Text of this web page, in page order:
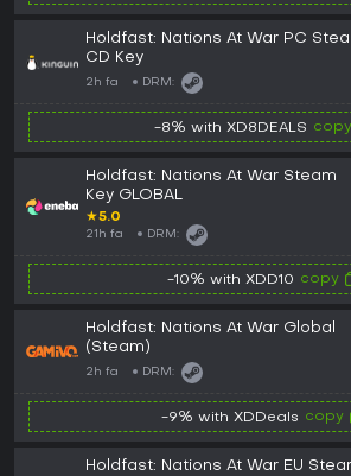
Holdfast: Nations At War PC
CD Key
2h fa DRM:
-8% with XD8DEALS copy
Holdfast: Nations At War Steam
Key GLOBAL
★5.0
21h fa DRM:
-10% with XDD10 copy
Holdfast: Nations At War Global
(Steam)
2h fa DRM:
-9% with XDDeals copy
Holdfast: Nations At War EU